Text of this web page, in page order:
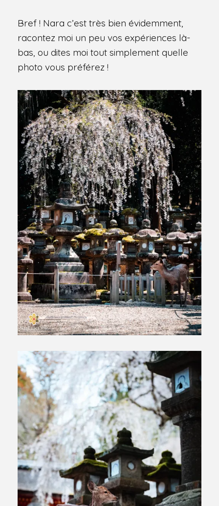
Bref ! Nara c’est très bien évidemment,
racontez moi un peu vos expériences là-
bas, ou dites moi tout simplement quelle
photo vous préférez !